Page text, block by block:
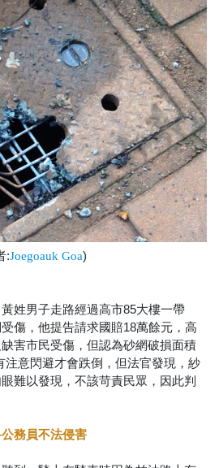
:Joegoauk Goa)
姓男子走路經過高市85大樓一帶
傷，他提告請求國賠18萬餘元，高
害市民受傷，但認為砂網破損面積
注意閃避才會跌倒，但法官發現，紗
難以發現，不該苛責民眾，因此判
務員不法侵害